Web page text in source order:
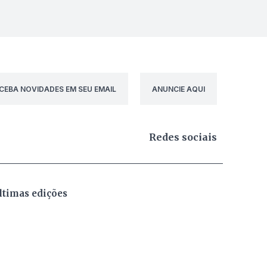
NOVIDADES EM SEU EMAIL ANUNCIE AQUI
Redes sociais
edições